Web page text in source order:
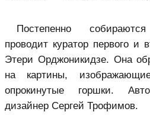
Постепенно
проводит куратор первого и
Этери Орджоникидзе. Она
на картины,
опрокинутые горшки.
дизайнер Сергей Трофимов.